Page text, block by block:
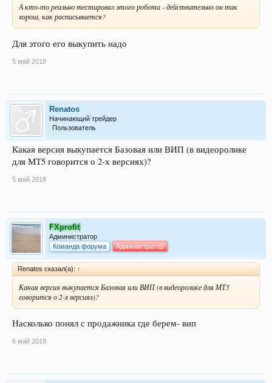
А кто-то реально тестировал этого робота - действительно он так
хорош, как расписывается?
Для этого его выкупить надо
5 май 2018
Renatos
Начинающий трейдер
Пользователь
Какая версия выкупается Базовая или ВИП (в видеоролике
для МТ5 говорится о 2-х версиях)?
5 май 2018
FXprofit
Администратор
Команда форума
Администратор
Renatos сказал(а): ↑
Какая версия выкупается Базовая или ВИП (в видеоролике для МТ5
говорится о 2-х версиях)?
Насколько понял с продажника где берем- вип
6 май 2018